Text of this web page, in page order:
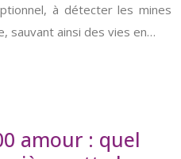
à détecter les mines
sauvant ainsi des vies en…
amour : quel